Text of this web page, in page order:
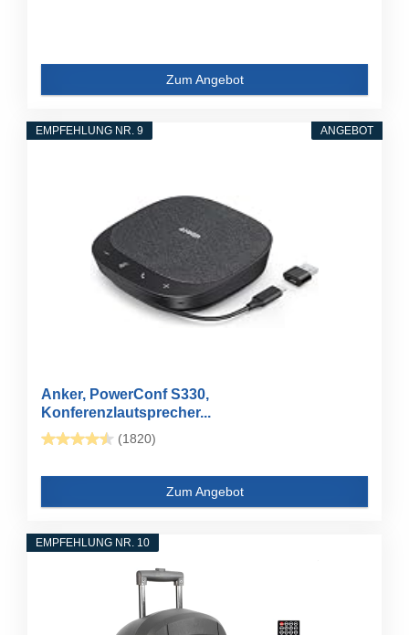
Zum Angebot
ANGEBOT
EMPFEHLUNG NR. 9
Anker, PowerConf S330,
Konferenzlautsprecher...
(1820)
Zum Angebot
EMPFEHLUNG NR. 10